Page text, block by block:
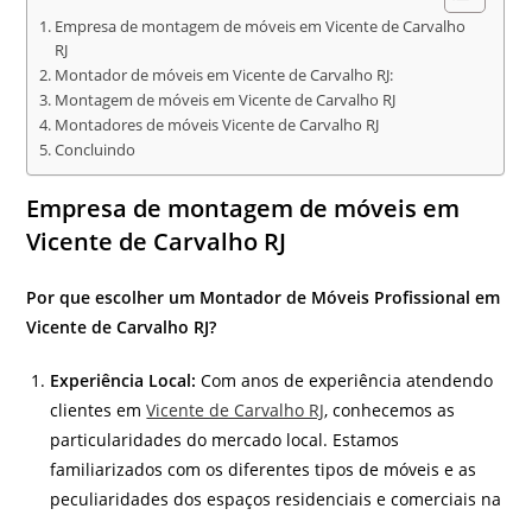
Empresa de montagem de móveis em Vicente de Carvalho
RJ
Montador de móveis em Vicente de Carvalho RJ:
Montagem de móveis em Vicente de Carvalho RJ
Montadores de móveis Vicente de Carvalho RJ
Concluindo
Empresa de montagem de móveis em
Vicente de Carvalho RJ
Por que escolher um Montador de Móveis Profissional em
Vicente de Carvalho RJ?
Experiência Local: Com anos de experiência atendendo
clientes emVicente de Carvalho RJ, conhecemos as
particularidades do mercado local. Estamos
familiarizados com os diferentes tipos de móveis e as
peculiaridades dos espaços residenciais e comerciais na